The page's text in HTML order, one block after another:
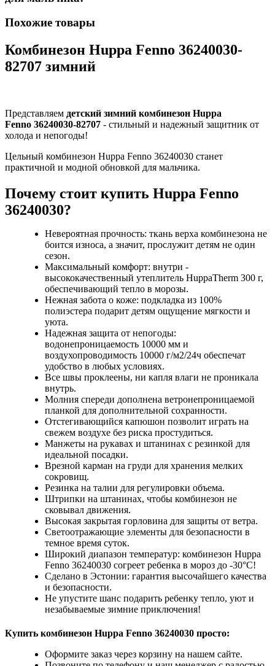
Похожие товары
Комбинезон Huppa Fenno 36240030-
82707 зимний
Представляем детский зимний комбинезон Huppa
Fenno 36240030-82707 - стильный и надежный защитник от
холода и непогоды!
Цельный комбинезон Huppa Fenno 36240030 станет
практичной и модной обновкой для мальчика.
Почему стоит купить Huppa Fenno
36240030?
Невероятная прочность: ткань верха комбинезона не
боится износа, а значит, прослужит детям не один
сезон.
Максимальный комфорт: внутри -
высококачественный утеплитель HuppaTherm 300 г,
обеспечивающий тепло в морозы.
Нежная забота о коже: подкладка из 100%
полиэстера подарит детям ощущение мягкости и
уюта.
Надежная защита от непогоды:
водонепроницаемость 10000 мм и
воздухопроводимость 10000 г/м2/24ч обеспечат
удобство в любых условиях.
Все швы проклеены, ни капля влаги не проникала
внутрь.
Молния спереди дополнена ветронепроницаемой
планкой для дополнительной сохранности.
Отстегивающийся капюшон позволит играть на
свежем воздухе без риска простудиться.
Манжеты на рукавах и штанинах с резинкой для
идеальной посадки.
Врезной карман на груди для хранения мелких
сокровищ.
Резинка на талии для регулировки объема.
Штрипки на штанинах, чтобы комбинезон не
сковывал движения.
Высокая закрытая горловина для защиты от ветра.
Светоотражающие элементы для безопасности в
темное время суток.
Широкий диапазон температур: комбинезон Huppa
Fenno 36240030 согреет ребенка в мороз до -30°C!
Сделано в Эстонии: гарантия высочайшего качества
и безопасности.
Не упустите шанс подарить ребенку тепло, уют и
незабываемые зимние приключения!
Купить комбинезон Huppa Fenno 36240030 просто:
Оформите заказ через корзину на нашем сайте.